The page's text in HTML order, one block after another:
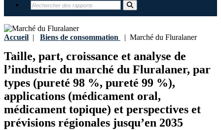
Accueil | Biens de consommation | Marché du Fluralaner
Taille, part, croissance et analyse de
l’industrie du marché du Fluralaner, par
types (pureté 98 %, pureté 99 %),
applications (médicament oral,
médicament topique) et perspectives et
prévisions régionales jusqu’en 2035